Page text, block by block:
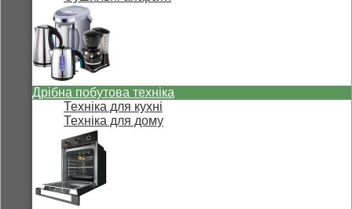
Дрібна побутова техніка
Техніка для кухні
Техніка для дому